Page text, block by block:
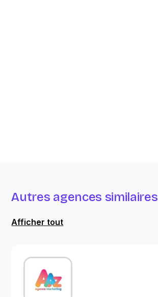
Autres agences similaires
Afficher tout